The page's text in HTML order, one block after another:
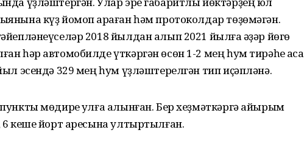
күҙ йомоп ҡараған һәм протоколдар төҙөмәгән.
2018 йылдан алып 2021 йылға ҡәҙәр йөгө
һәр автомобилде үткәргән өсөн 1-2 мең һум тирәһе аҡса
эсендә 329 мең һум үҙләштерелгән тип иҫәпләнә.
мөдире ҡулға алынған. Бер хеҙмәткәргә айырым
6 кеше йорт аресына ултыртылған.